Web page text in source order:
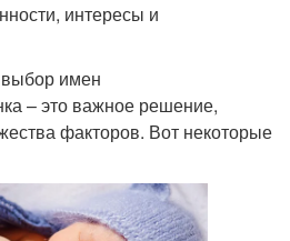
интересы и
имен
– это важное решение,
факторов. Вот некоторые